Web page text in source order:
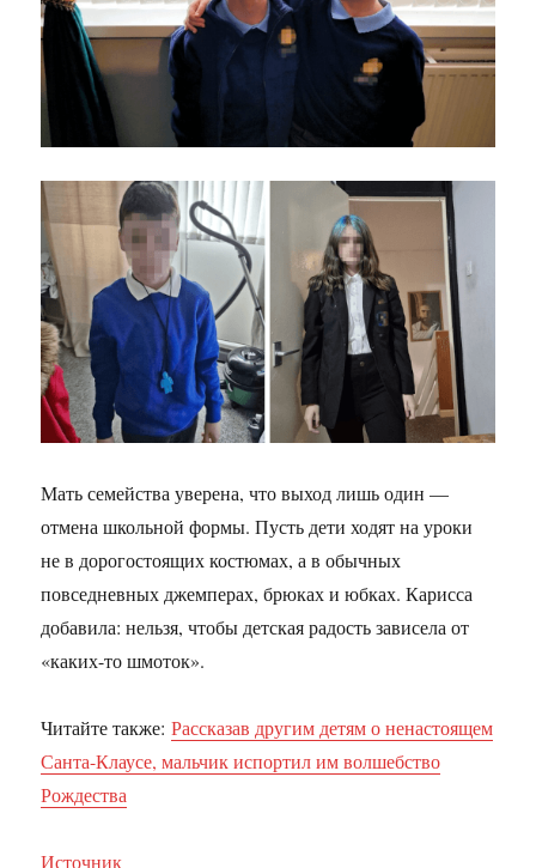
Мать семейства уверена, что выход лишь один —
отмена школьной формы. Пусть дети ходят на уроки
не в дорогостоящих костюмах, а в обычных
повседневных джемперах, брюках и юбках. Карисса
добавила: нельзя, чтобы детская радость зависела от
«каких-то шмоток».
Читайте также:Рассказав другим детям о ненастоящем
Санта-Клаусе, мальчик испортил им волшебство
Рождества
Источник